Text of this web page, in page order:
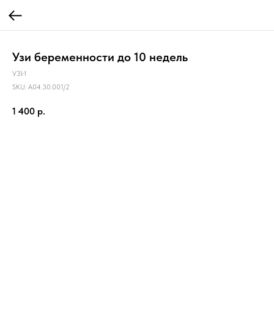
Узи беременности до 10 недель
УЗИ
SKU: A04.30.001/2
1 400 р.